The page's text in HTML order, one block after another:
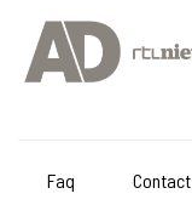
Faq Contact